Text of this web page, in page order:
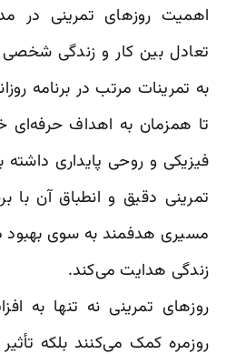
اهمیت روزهای تمرینی در
تعادل بین کار و زندگی شخصی
به تمرینات مرتب در برنامه
تا همزمان به اهداف حرفه‌ای
فیزیکی و روحی پایداری داشته
تمرینی دقیق و انطباق آن با
مسیری هدفمند به سوی
زندگی هدایت می‌کند.
روزهای تمرینی نه تنها به
روزمره کمک می‌کنند بلکه